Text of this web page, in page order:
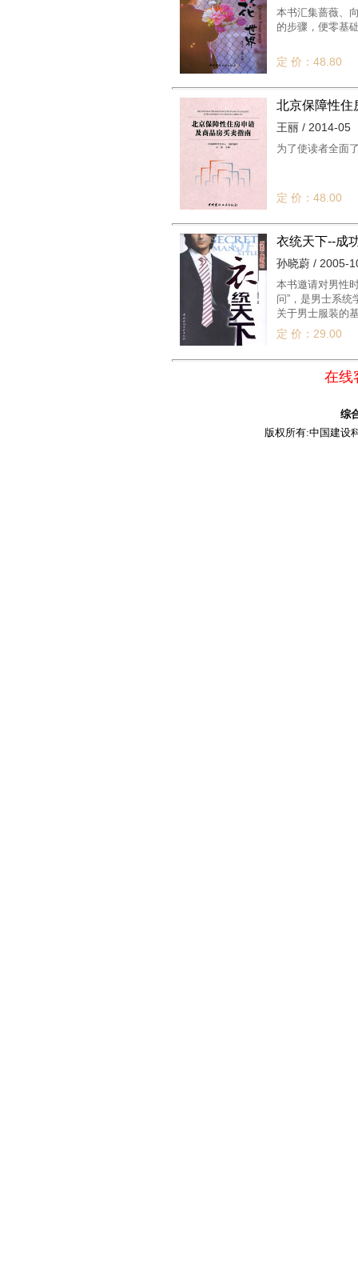
本书汇集蔷薇、
的步骤，便零基
定 价：48.80
北京保障性住
王丽 / 2014-05
为了使读者全面
定 价：48.00
衣统天下--成
孙晓蔚 / 2005-
本书邀请对男性
问”，是男士系
关于男士服装的
定 价：29.00
在线
综
版权所有:中国建设